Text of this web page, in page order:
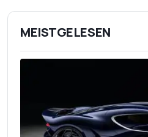
MEISTGELESEN